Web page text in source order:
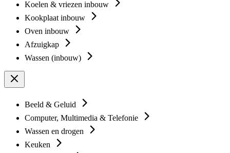
Koelen & vriezen inbouw
Kookplaat inbouw
Oven inbouw
Afzuigkap
Wassen (inbouw)
Beeld & Geluid
Computer, Multimedia & Telefonie
Wassen en drogen
Keuken